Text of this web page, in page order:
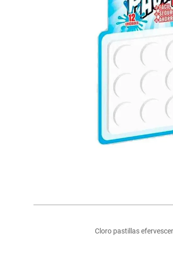
lácteos y refrigerados
otros
Cloro pastillas